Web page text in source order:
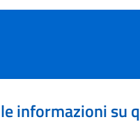
informazioni su